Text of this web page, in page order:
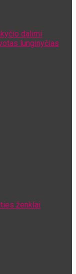
dalimi
lunginyčias
ženklai